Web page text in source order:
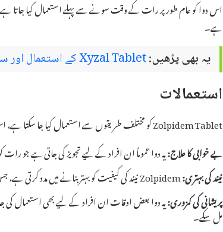
اس دوا کو عام طور پر رات کے وقت سونے سے پہلے استعمال کیا جاتا ہے۔
ہے۔
یہ بھی پڑھیں:Xyzal Tablet کے استعمال اور سائیڈ ایفیکٹس
استعمالات
Zolpidem Tablet کو مختلف طریقوں سے استعمال کیا جا سکتا ہے، اس کے بنیادی استعمالات درج ذیل ہیں:
بے خوابی کا علاج:یہ دوا عموماً ان افراد کے لیے تجویز کی جاتی ہے جو
نیند کی بہتری:
پریشانی کی کمزوری:یہ دوا بعض اوقات ان افراد کے لیے بھی استعمال کی
مل سکے۔